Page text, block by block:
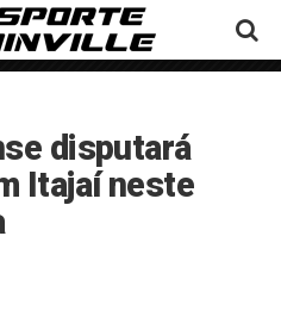
disputará
Itajaí neste